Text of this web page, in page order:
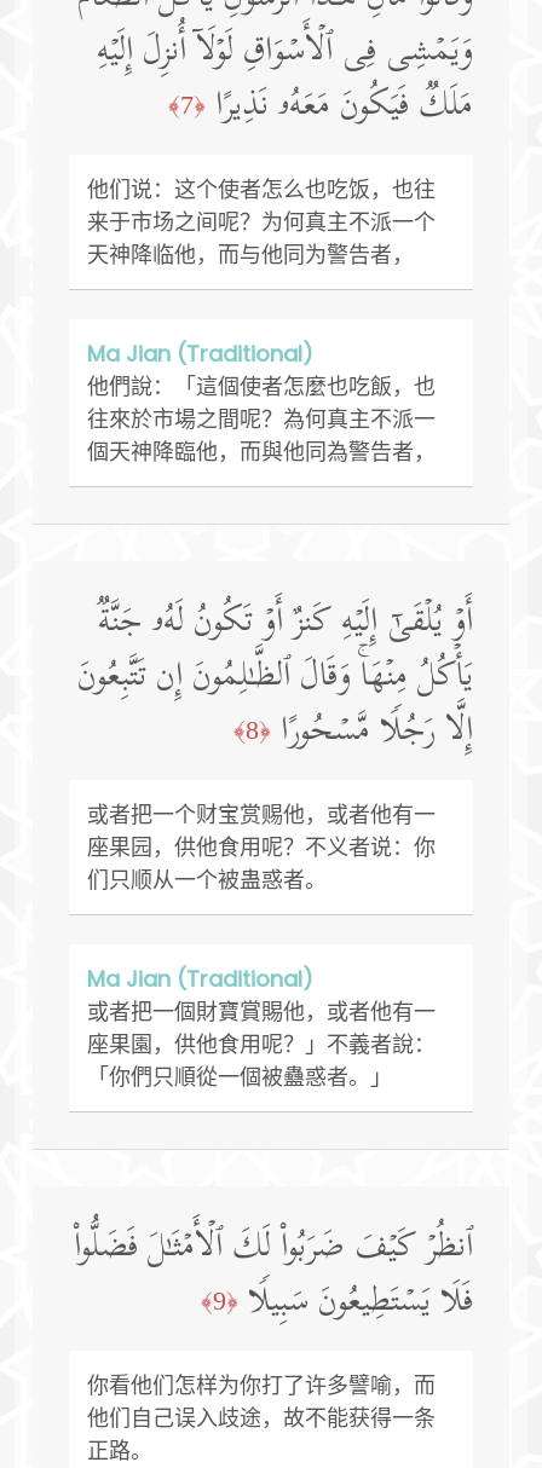
وَیَمۡشِی فِی ٱلۡأَسۡوَاقِ لَوۡلَاۤ أُنزِلَ إِلَیۡهِ
مَلَكࣱ فَیَكُونَ مَعَهُۥ نَذِیرًا ﴿7﴾
他们说：这个使者怎么也吃饭，也往
来于市场之间呢？为何真主不派一个
天神降临他，而与他同为警告者，
Ma Jian (Traditional)
他們說：「這個使者怎麼也吃飯，也
往來於市場之間呢？為何真主不派一
個天神降臨他，而與他同為警告者，
أَوۡ یُلۡقَىٰۤ إِلَیۡهِ كَنزٌ أَوۡ تَكُونُ لَهُۥ جَنَّةࣱ
یَأۡكُلُ مِنۡهَاۚ وَقَالَ ٱلظَّـٰلِمُونَ إِن تَتَّبِعُونَ
إِلَّا رَجُلࣰا مَّسۡحُورًا ﴿8﴾
或者把一个财宝赏赐他，或者他有一
座果园，供他食用呢？不义者说：你
们只顺从一个被蛊惑者。
Ma Jian (Traditional)
或者把一個財寶賞賜他，或者他有一
座果園，供他食用呢？」不義者說：
「你們只順從一個被蠱惑者。」
ٱنظُرۡ كَیۡفَ ضَرَبُوا۟ لَكَ ٱلۡأَمۡثَـٰلَ فَضَلُّوا۟
فَلَا یَسۡتَطِیعُونَ سَبِیلࣰا ﴿9﴾
你看他们怎样为你打了许多譬喻，而
他们自己误入歧途，故不能获得一条
正路。